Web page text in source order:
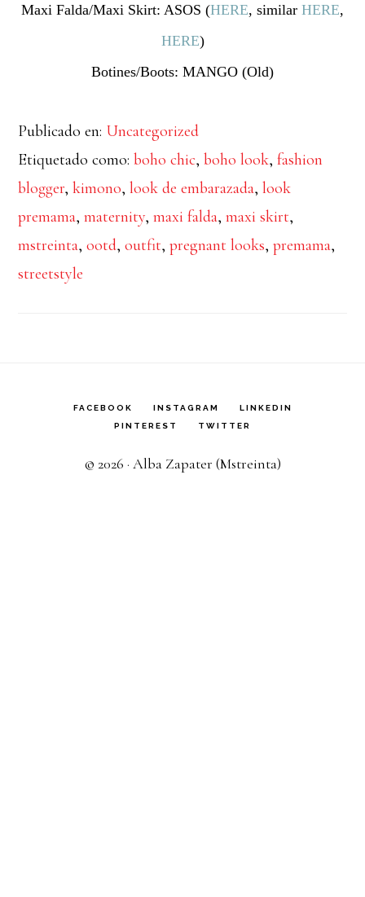
Maxi Falda/Maxi Skirt: ASOS (HERE, similar HERE,
HERE)
Botines/Boots: MANGO (Old)
Publicado en: Uncategorized
Etiquetado como:boho chic,boho look,fashion
blogger,kimono,look de embarazada,look
premama,maternity,maxi falda,maxi skirt,
mstreinta,ootd,outfit,pregnant looks,premama,
streetstyle
FACEBOOK INSTAGRAM
LINKEDIN
PINTEREST
TWITTER
© 2026 · Alba Zapater (Mstreinta)